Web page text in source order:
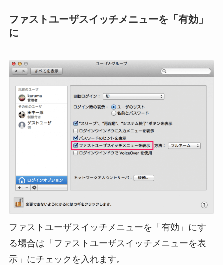
ファストユーザスイッチメニューを「有効」
に
ファストユーザスイッチメニューを「有効」にす
る場合は「ファストユーザスイッチメニューを表
示」にチェックを入れます。